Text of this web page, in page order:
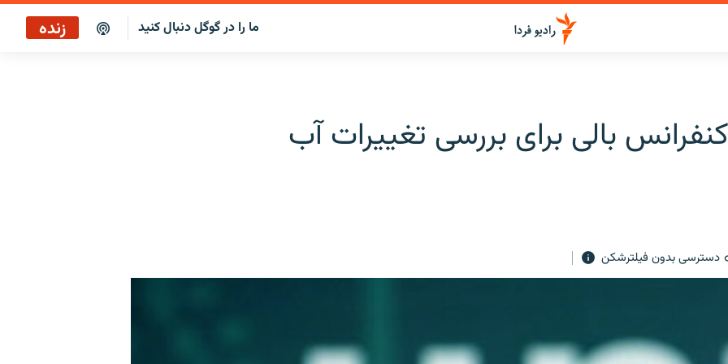
ما را در گوگل دنبال کنید زنده
کنفرانس بالی برای بررسی تغییرات آب
دسترسی بدون فیلترشکن